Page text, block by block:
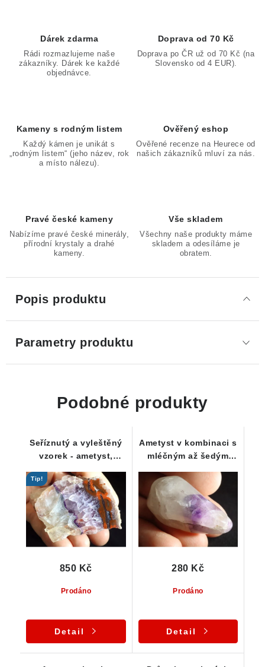
Dárek zdarma
Rádi rozmazlujeme naše
zákazníky. Dárek ke každé
objednávce.
Doprava od 70 Kč
Doprava po ČR už od 70 Kč (na
Slovensko od 4 EUR).
Kameny s rodným listem
Každý kámen je unikát s
„rodným listem“ (jeho název, rok
a místo nálezu).
Ověřený eshop
Ověřené recenze na Heurece od
našich zákazníků mluví za nás.
Pravé české kameny
Nabízíme pravé české minerály,
přírodní krystaly a drahé
kameny.
Vše skladem
Všechny naše produkty máme
skladem a odesíláme je
obratem.
Popis produktu
Parametry produktu
Podobné produkty
Seříznutý a vyleštěný
vzorek - ametyst,
Tip!
Prodáno
850 Kč
Detail
Ametyst v kombinaci s
mléčným až šedým
Prodáno
280 Kč
Detail